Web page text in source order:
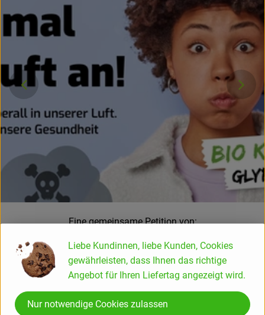
Eine gemeinsame Petition von:
Greenpeace e. V. ,
Umweltinstitut München e. V.,
Slow Food Deutschland e. V. und
Liebe Kundinnen, liebe Kunden, Cookies
gewährleisten, dass Ihnen das richtige
Angebot für Ihren Liefertag angezeigt wird.
Nur notwendige Cookies zulassen